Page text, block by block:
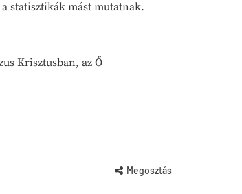
statisztikák mást mutatnak.
Krisztusban, az Ő
Megosztás